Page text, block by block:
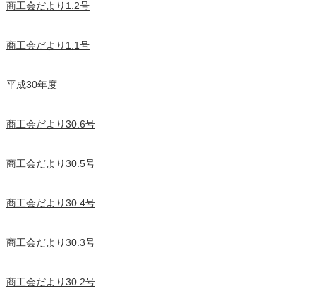
商工会だより1.2号
商工会だより1.1号
平成30年度
商工会だより30.6号
商工会だより30.5号
商工会だより30.4号
商工会だより30.3号
商工会だより30.2号